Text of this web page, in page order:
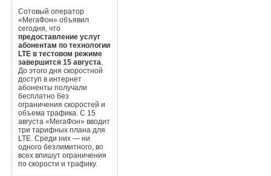
Сотовый оператор
«МегаФон» объявил
сегодня, что
предоставление услуг
абонентам по технологии
LTE в тестовом режиме
завершится 15 августа.
До этого дня скоростной
доступ в интернет
абоненты получали
бесплатно без
ограничения скоростей и
объема трафика. С 15
августа «МегаФон» вводит
три тарифных плана для
LTE. Среди них — ни
одного безлимитного, во
всех впишут ограничения
по скорости и трафику.